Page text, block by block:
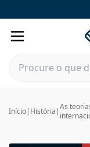
Início| História |As